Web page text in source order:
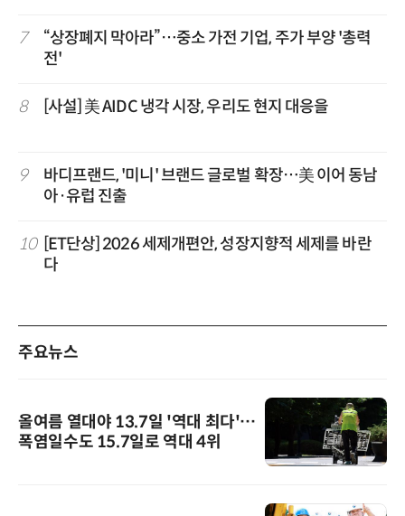
7
“상장폐지 막아라”…중소 가전 기업, 주가 부양 '총력
전'
8 [사설] 美 AIDC 냉각 시장, 우리도 현지 대응을
9
바디프랜드, '미니' 브랜드 글로벌 확장…美 이어 동남
아·유럽 진출
10
[ET단상] 2026 세제개편안, 성장지향적 세제를 바란
다
주요뉴스
올여름 열대야 13.7일 '역대 최다'…
폭염일수도 15.7일로 역대 4위